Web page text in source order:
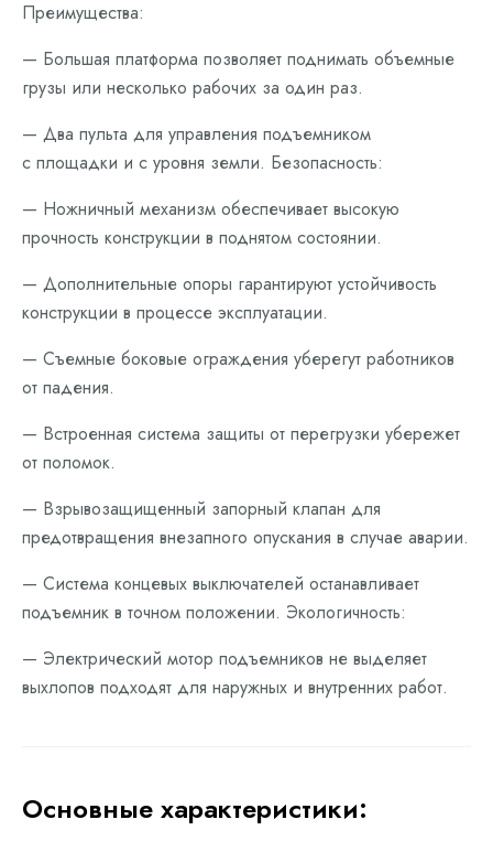
Преимущества:
— Большая платформа позволяет поднимать объемные
грузы или несколько рабочих за один раз.
— Два пульта для управления подъемником
с площадки и с уровня земли. Безопасность:
— Ножничный механизм обеспечивает высокую
прочность конструкции в поднятом состоянии.
— Дополнительные опоры гарантируют устойчивость
конструкции в процессе эксплуатации.
— Съемные боковые ограждения уберегут работников
от падения.
— Встроенная система защиты от перегрузки убережет
от поломок.
— Взрывозащищенный запорный клапан для
предотвращения внезапного опускания в случае аварии.
— Система концевых выключателей останавливает
подъемник в точном положении. Экологичность:
— Электрический мотор подъемников не выделяет
выхлопов подходят для наружных и внутренних работ.
Основные характеристики: